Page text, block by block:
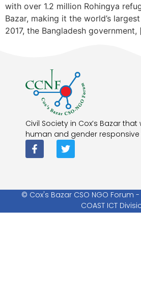
with over 1.2 million Rohingya
Bazar, making it the world’s
2017, the Bangladesh
Civil Society in Cox’s Bazar
human and gender
© Cox's Bazar CSO NGO Forum
COAST ICT